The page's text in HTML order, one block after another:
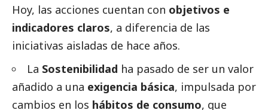
Hoy, las acciones cuentan con objetivos e
indicadores claros, a diferencia de las
iniciativas aisladas de hace años.
La Sostenibilidad ha pasado de ser un valor
añadido a una exigencia básica, impulsada por
cambios en los hábitos de consumo, que